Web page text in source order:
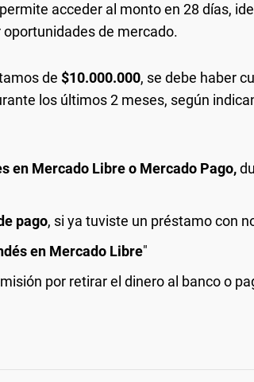
acceder al monto en 28 días,
de mercado.
de $10.000.000, se debe haber
los últimos 2 meses, según
en Mercado Libre o Mercado Pago,
pago, si ya tuviste un préstamo con
en Mercado Libre"
por retirar el dinero al banco o